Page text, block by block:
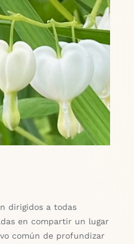
dirigidos a todas
en compartir un lugar
común de profundizar